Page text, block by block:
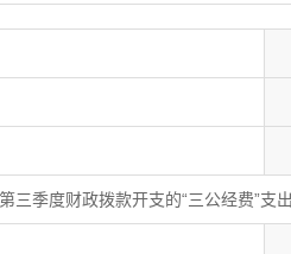
三季度财政拨款开支的“三公经费”支